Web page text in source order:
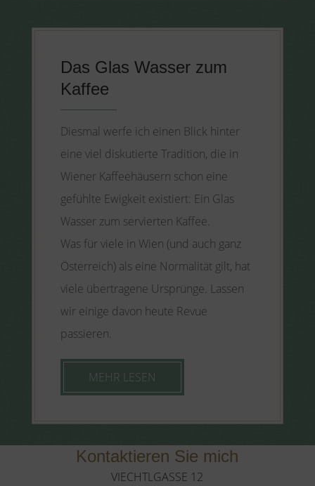
Das Glas Wasser zum
Kaffee
Diesmal werfe ich einen Blick hinter
eine viel diskutierte Tradition, die in
Wiener Kaffeehäusern schon eine
gefühlte Ewigkeit existiert: Ein Glas
Wasser zum servierten Kaffee.
Was für viele in Wien (und auch ganz
Österreich) als eine Normalität gilt, hat
viele übertragene Ursprünge. Lassen
wir einige davon heute Revue
passieren.
MEHR LESEN
Kontaktieren Sie mich
VIECHTLGASSE 12